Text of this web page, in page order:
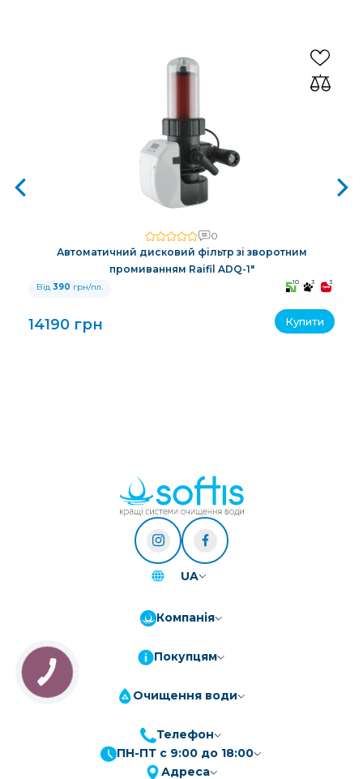
ПриватБанк
3-10 платежів, кредит 0.01%
0
Автоматичний дисковий фільтр зі зворотним
промиванням Raifil ADQ-1"
Від 390 грн/пл. 10 3 3
14190 грн Купити
UA
Компанія
Покупцям
Очищення води
Телефон
ПН-ПТ с 9:00 до 18:00
Адреса